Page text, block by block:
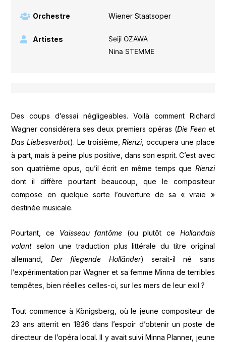
Orchestre Wiener Staatsoper
Artistes
Seiji OZAWA
Nina STEMME
Des coups d’essai négligeables. Voilà comment Richard
Wagner considérera ses deux premiers opéras (Die Feenet
Das Liebesverbot). Le troisième,Rienzi, occupera une place
à part, mais à peine plus positive, dans son esprit. C’est avec
son quatrième opus, qu’il écrit en même temps que Rienzi
dont il diffère pourtant beaucoup, que le compositeur
compose en quelque sorte l’ouverture de sa « vraie »
destinée musicale.
Pourtant, ce Vaisseau fantôme (ou plutôt ce Hollandais
volant selon une traduction plus littérale du titre original
allemand, Der fliegende Holländer) serait-il né sans
l’expérimentation par Wagner et sa femme Minna de terribles
tempêtes, bien réelles celles-ci, sur les mers de leur exil ?
Tout commence à Königsberg, où le jeune compositeur de
23 ans atterrit en 1836 dans l’espoir d’obtenir un poste de
directeur de l’opéra local. Il y avait suivi Minna Planner, jeune